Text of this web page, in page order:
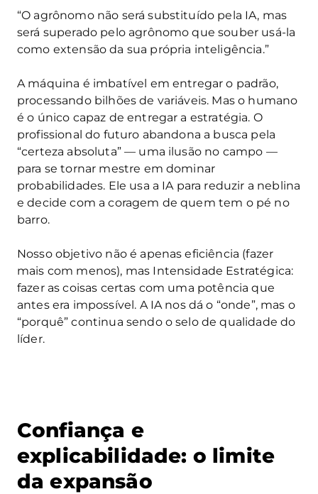
“O agrônomo não será substituído pela IA, mas
será superado pelo agrônomo que souber usá-la
como extensão da sua própria inteligência.”
A máquina é imbatível em entregar o padrão,
processando bilhões de variáveis. Mas o humano
é o único capaz de entregar a estratégia. O
profissional do futuro abandona a busca pela
“certeza absoluta” — uma ilusão no campo —
para se tornar mestre em dominar
probabilidades. Ele usa a IA para reduzir a neblina
e decide com a coragem de quem tem o pé no
barro.
Nosso objetivo não é apenas eficiência (fazer
mais com menos), mas Intensidade Estratégica:
fazer as coisas certas com uma potência que
antes era impossível. A IA nos dá o “onde”, mas o
“porquê” continua sendo o selo de qualidade do
líder.
Confiança e
explicabilidade: o limite
da expansão